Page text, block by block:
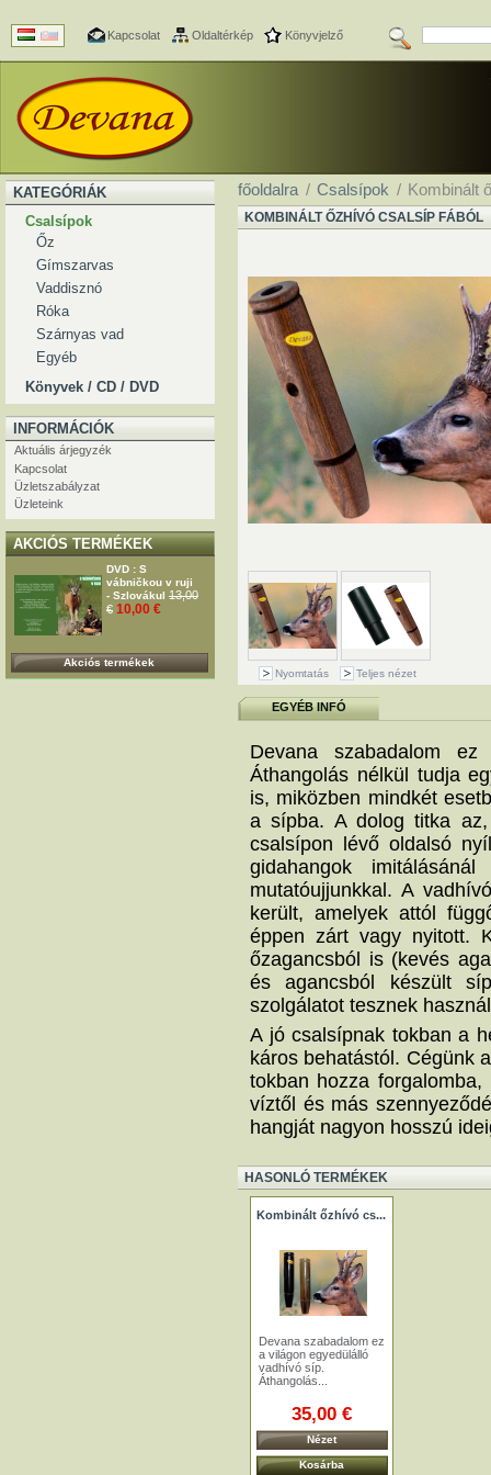
Kapcsolat Oldaltérkép Könyvjelző
KATEGÓRIÁK
Csalsípok
Őz
Gímszarvas
Vaddisznó
Róka
Szárnyas vad
Egyéb
Könyvek / CD / DVD
INFORMÁCIÓK
Aktuális árjegyzék
Kapcsolat
Üzletszabályzat
Üzleteink
AKCIÓS TERMÉKEK
DVD : S
vábničkou v ruji
- Szlovákul 13,00
€ 10,00 €
Akciós termékek
főoldalra / Csalsípok / Kombinált
KOMBINÁLT ŐZHÍVÓ CSALSÍP FÁBÓL
Nyomtatás Teljes nézet
EGYÉB INFÓ
Devana szabadalom
Áthangolás nélkül tudja
is, miközben mindkét
a sípba. A dolog titka
csalsípon lévő oldalsó
gidahangok
mutatóujjunkkal. A
került, amelyek attól
éppen zárt vagy nyitott.
őzagancsból is (kevés
és agancsból készült
szolgálatot tesznek
A jó csalsípnak tokban a
káros behatástól. Cégünk
tokban hozza
víztől és más
hangját nagyon hosszú
HASONLÓ TERMÉKEK
Kombinált őzhívó cs...
Devana szabadalom ez
a világon egyedülálló
vadhívó síp.
Áthangolás...
35,00 €
Nézet
Kosárba